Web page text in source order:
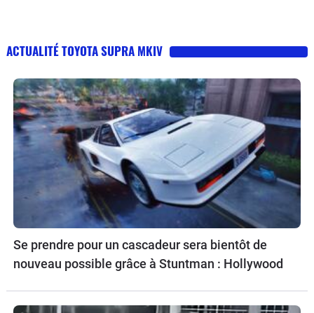
ACTUALITÉ TOYOTA SUPRA MKIV
Se prendre pour un cascadeur sera bientôt de
nouveau possible grâce à Stuntman : Hollywood